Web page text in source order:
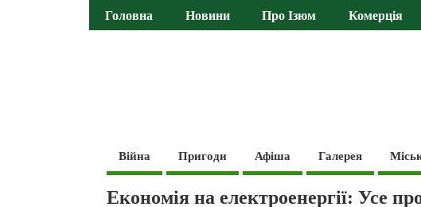
Головна Новини Про Ізюм Комерція
Війна Пригоди Афіша Галерея
Економія на електроенергії: Усе